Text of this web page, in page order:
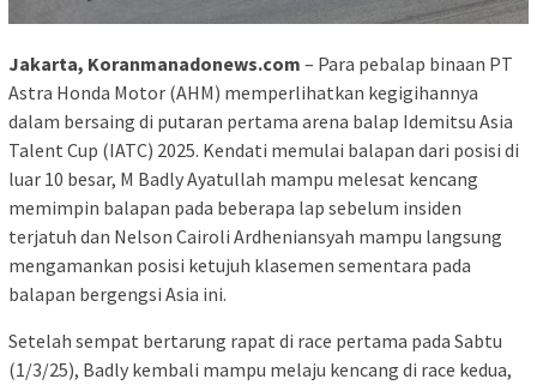
Jakarta, Koranmanadonews.com – Para pebalap binaan PT
Astra Honda Motor (AHM) memperlihatkan kegigihannya
dalam bersaing di putaran pertama arena balap Idemitsu Asia
Talent Cup (IATC) 2025. Kendati memulai balapan dari posisi di
luar 10 besar, M Badly Ayatullah mampu melesat kencang
memimpin balapan pada beberapa lap sebelum insiden
terjatuh dan Nelson Cairoli Ardheniansyah mampu langsung
mengamankan posisi ketujuh klasemen sementara pada
balapan bergengsi Asia ini.
Setelah sempat bertarung rapat di race pertama pada Sabtu
(1/3/25), Badly kembali mampu melaju kencang di race kedua,